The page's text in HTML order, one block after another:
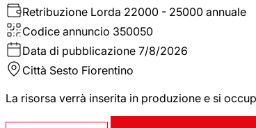
Retribuzione Lorda 22000 - 25000 annuale
Codice annuncio 350050
Data di pubblicazione 7/8/2026
Città Sesto Fiorentino
La risorsa verrà inserita in produzione e si